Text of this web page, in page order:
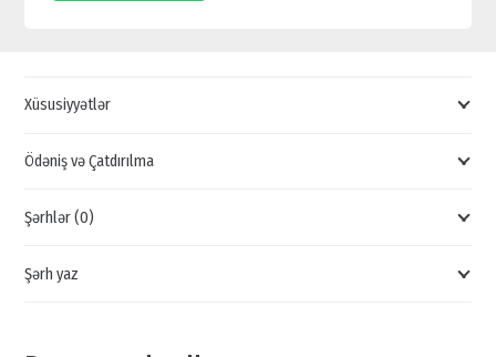
STEREO
SATIŞI
Xüsusiyyətlər
Ödəniş və Çatdırılma
Şərhlər (0)
Şərh yaz